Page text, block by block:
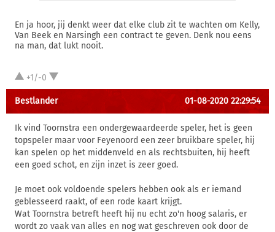
En ja hoor, jij denkt weer dat elke club zit te wachten om Kelly,
Van Beek en Narsingh een contract te geven. Denk nou eens
na man, dat lukt nooit.
+1/-0
Bestlander 01-08-2020 22:29:54
Ik vind Toornstra een ondergewaardeerde speler, het is geen
topspeler maar voor Feyenoord een zeer bruikbare speler, hij
kan spelen op het middenveld en als rechtsbuiten, hij heeft
een goed schot, en zijn inzet is zeer goed.
Je moet ook voldoende spelers hebben ook als er iemand
geblesseerd raakt, of een rode kaart krijgt.
Wat Toornstra betreft heeft hij nu echt zo'n hoog salaris, er
wordt zo vaak van alles en nog wat geschreven ook door de